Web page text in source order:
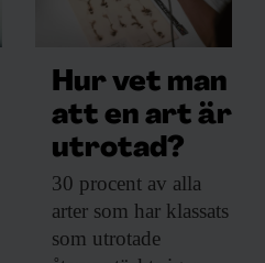
Hur vet man
att en art är
utrotad?
30 procent av alla
arter som har klassats
som utrotade